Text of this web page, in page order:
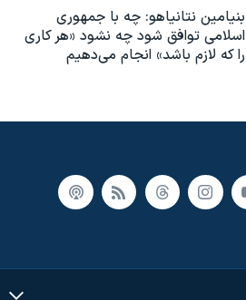
بنیامین نتانیاهو: چه با جمهوری
اسلامی توافق شود چه نشود «هر کاری
را که لازم باشد» انجام می‌دهیم